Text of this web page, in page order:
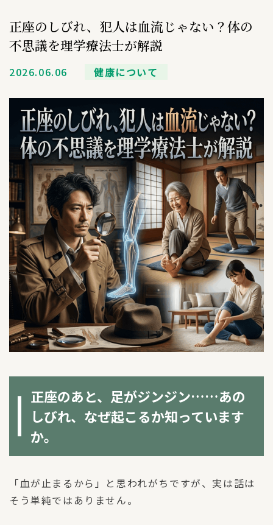
正座のしびれ、犯人は血流じゃない？体の
不思議を理学療法士が解説
2026.06.06 健康について
正座のあと、足がジンジン……あの
しびれ、なぜ起こるか知っています
か。
「血が止まるから」と思われがちですが、実は話は
そう単純ではありません。